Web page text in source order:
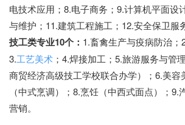
电技术应用； 8.电子商务； 9.计算机平面设
与维护； 11.建筑工程施工； 12.安全保卫服
技工类专业10个： 1.畜禽生产与疫病防治；
3.工艺美术 ； 4.焊接加工； 5.旅游服务与管
商贸经济高级技工学校联合办学）； 6.美容
（中式烹调）； 8.烹饪（中西式面点）； 9.
营销。